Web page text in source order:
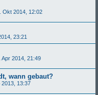
Okt 2014, 12:02
23:21
Apr 2014, 21:49
wann gebaut?
2013, 13:37